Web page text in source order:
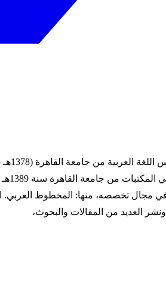
محمود بن جنيد. ألَّـف عدداً من الكتب في مجال تخصصه، منها:
العديد من المقالات والبحوث،